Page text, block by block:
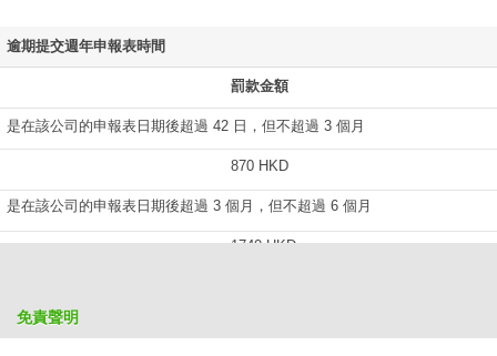
逾期提交週年申報表時間
罰款金額
是在該公司的申報表日期後超過 42 日，但不超過 3 個月
870 HKD
是在該公司的申報表日期後超過 3 個月，但不超過 6 個月
1740 HKD
免責聲明